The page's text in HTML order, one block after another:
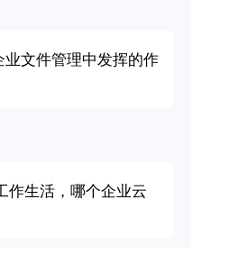
文件管理中发挥的作
作生活，哪个企业云